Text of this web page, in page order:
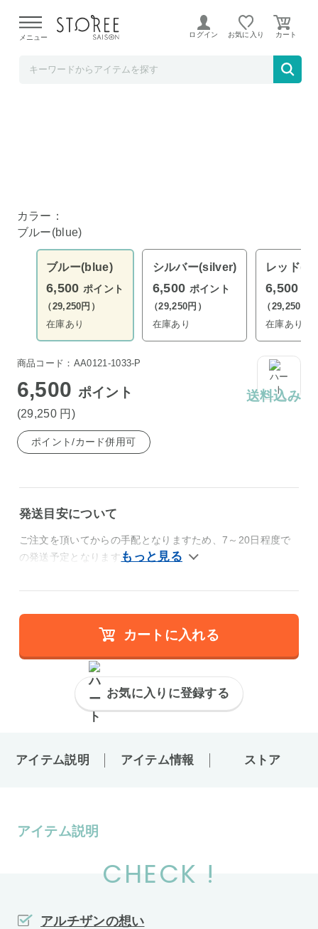
よる配送遅延が発生しております。
メニュー ログイン お気に入り
新潟県 燕×高岡 茶筒L ブルー
カラー：
ブルー(blue)
ブルー(blue)
6,500 ポイント
（29,250円）
在庫あり
シルバー(silver)
6,500 ポイント
（29,250円）
在庫あり
レッド
6,500
（29,250円
在庫あり
商品コード：AA0121-1033-P
6,500 ポイント
(29,250 円 )
送料込み
ポイント/カード併用可
発送目安について
ご注文を頂いてからの手配となりますため、7～20日程度で
の発送予定となります。
カートに入れる
お気に入りに登録する
アイテム説明 アイテム情報 ストア
アイテム説明
CHECK !
アルチザンの想い